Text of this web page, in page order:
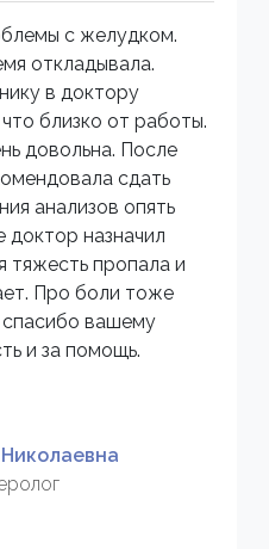
с желудком.
откладывала.
в доктору
близко от работы.
довольна. После
сдать
анализов опять
назначил
тяжесть пропала и
Про боли тоже
вашему
и за помощь.